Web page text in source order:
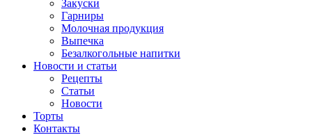
Закуски
Гарниры
Молочная продукция
Выпечка
Безалкогольные напитки
Новости и статьи
Рецепты
Статьи
Новости
Торты
Контакты